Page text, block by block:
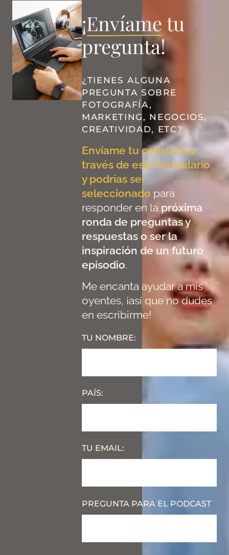
¡Envíametu
pregunta!
¿TIENES ALGUNA
PREGUNTA SOBRE
FOTOGRAFÍA,
MARKETING, NEGOCIOS,
CREATIVIDAD, ETC?
Envíame tu consulta a
través de este formulario
y podrías ser
seleccionado para
responder en la próxima
ronda de preguntas y
respuestas o ser la
inspiración de un futuro
episodio.
Me encanta ayudar a mis
oyentes, ¡así que no dudes
en escribirme!
TU NOMBRE:
PAÍS:
TU EMAIL:
PREGUNTA PARA EL PODCAST